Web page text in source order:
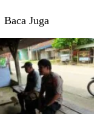
Baca Juga